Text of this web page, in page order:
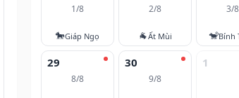
1/8
🐎Giáp Ngọ
2/8
🐐Ất Mùi
3/8
🐒Bính
29
8/8
30
9/8
1